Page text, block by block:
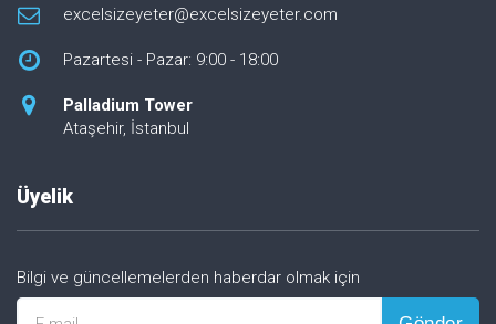
excelsizeyeter@excelsizeyeter.com
Pazartesi - Pazar: 9:00 - 18:00
Palladium Tower
Ataşehir, İstanbul
Üyelik
Bilgi ve güncellemelerden haberdar olmak için